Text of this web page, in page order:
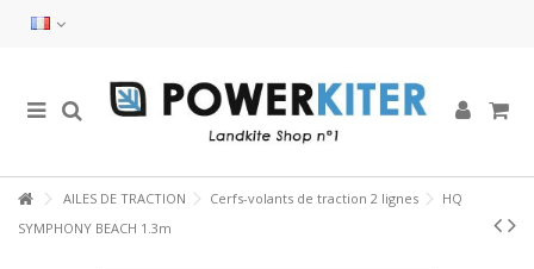
AILES DE TRACTION Cerfs-volants de traction 2 lignes
HQ
SYMPHONY BEACH 1.3m